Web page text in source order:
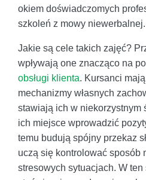
okiem doświadczomych
szkoleń z mowy niewerbalnej.
Jakie są cele takich zajęć?
wpływają one znacząco na
obsługi klienta. Kursanci
mechanizmy własnych
stawiają ich w niekorzystnym
ich miejsce wprowadzić
temu budują spójny przekaz
uczą się kontrolować sposób
stresowych sytuacjach. W